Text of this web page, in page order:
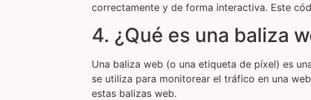
correctamente y de forma interactiva. Este
4. ¿Qué es una baliza
Una baliza web (o una etiqueta de píxel) es
se utiliza para monitorear el tráfico en una
estas balizas web.